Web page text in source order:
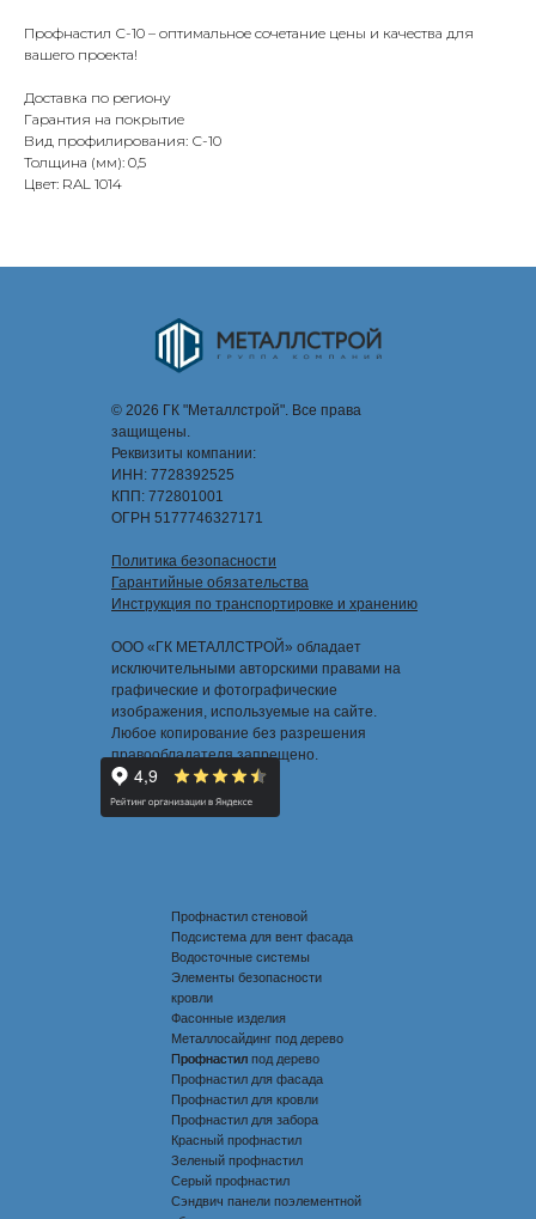
Профнастил С-10 – оптимальное сочетание цены и качества для
вашего проекта!
Доставка по региону
Гарантия на покрытие
Вид профилирования: С-10
Толщина (мм): 0,5
Цвет: RAL 1014
© 2026 ГК "Металлстрой". Все права
защищены.
Реквизиты компании:
ИНН: 7728392525
КПП: 772801001
ОГРН 5177746327171
Политика безопасности
Гарантийные обязательства
Инструкция по транспортировке и хранению
ООО «ГК МЕТАЛЛСТРОЙ» обладает
исключительными авторскими правами на
графические и фотографические
изображения, используемые на сайте.
Любое копирование без разрешения
правообладателя запрещено.
Профнастил стеновой
Подсистема для вент фасада
Водосточные системы
Элементы безопасности
кровли
Фасонные изделия
Металлосайдинг под дерево
Профнастил под дерево
Профнастил
Профнастил для фасада
Профнастил для кровли
Профнастил для забора
Красный профнастил
Зеленый профнастил
Серый профнастил
Сэндвич панели поэлементной